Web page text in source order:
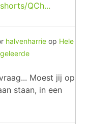
QCh...
halvenharrie op Hele
Moest jij op
staan, in een